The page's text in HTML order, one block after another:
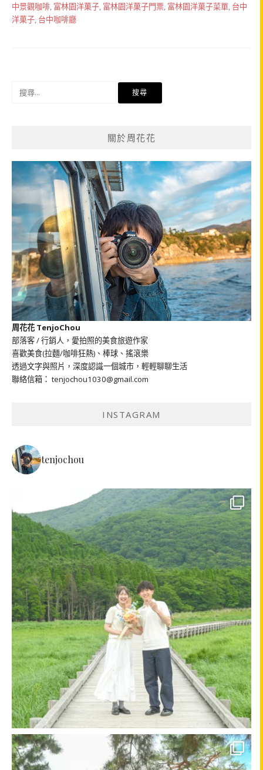
中景觀咖啡 富林園洋菓子 富林園洋菓子門票 富林園洋菓子菜單 台中
洋菓子 台中咖啡廳
關於周花花
周花花 TenjoChou
部落客 / 行銷人，愛拍照的美食旅遊作家
喜歡美食(拉麵/咖啡狂熱)、棒球、搖滾樂
透過文字與照片，深度認識一個城市，輕輕聊聊生活
聯絡信箱： tenjochou1030@gmail.com
INSTAGRAM
tenjochou